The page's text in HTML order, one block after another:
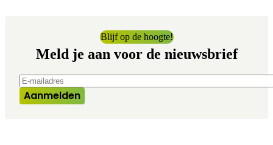
Blijf op de hoogte!
Meld je aan voor de nieuwsbrief
E-mailadres
Aanmelden